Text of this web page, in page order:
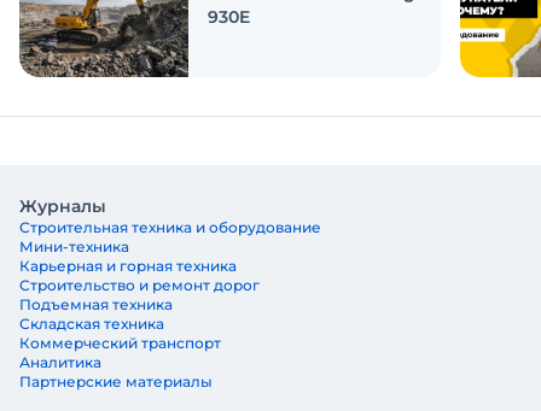
930E
Журналы
Строительная техника и оборудование
Мини-техника
Карьерная и горная техника
Строительство и ремонт дорог
Подъемная техника
Складская техника
Коммерческий транспорт
Аналитика
Партнерские материалы